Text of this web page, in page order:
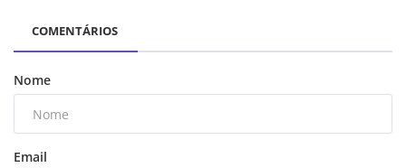
COMENTÁRIOS
Nome
Email